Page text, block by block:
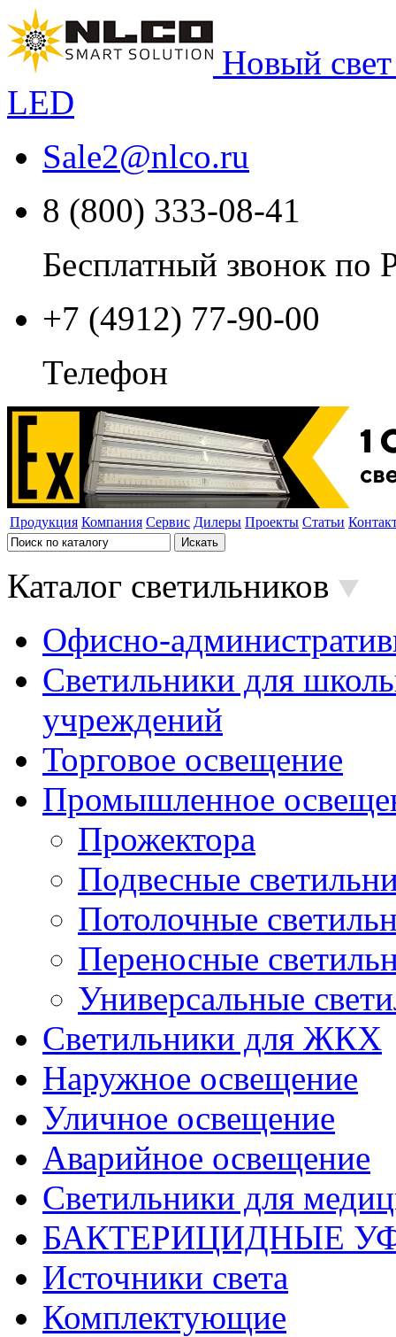
Новый
LED
Sale2@nlco.ru
8 (800) 333-08-41
Бесплатный звонок по
+7 (4912) 77-90-00
Телефон
Продукция Компания Сервис Дилеры Проекты Статьи
Каталог светильников
Офисно-
Светильники для
учреждений
Торговое освещение
Промышленное
Прожектора
Подвесные
Потолочные
Переносные
Универсальные
Светильники для ЖКХ
Наружное освещение
Уличное освещение
Аварийное освещение
Светильники для
БАКТЕРИЦИДНЫЕ
Источники света
Комплектующие